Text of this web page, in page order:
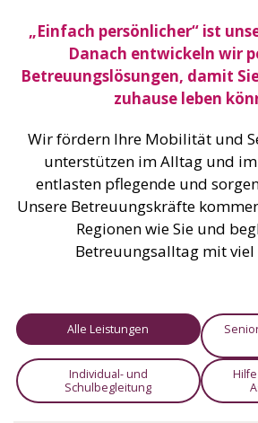
„Einfach persönlicher“ ist
Danach entwickeln wir
Betreuungslösungen, damit
zuhause leben
Wir fördern Ihre Mobilität und
unterstützen im Alltag und
entlasten pflegende und
Unsere Betreuungskräfte
Regionen wie Sie und
Betreuungsalltag mit
Alle Leistungen
Individual- und
Schulbegleitung